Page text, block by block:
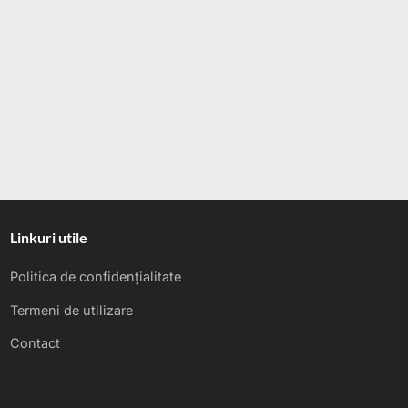
Linkuri utile
Politica de confidențialitate
Termeni de utilizare
Contact